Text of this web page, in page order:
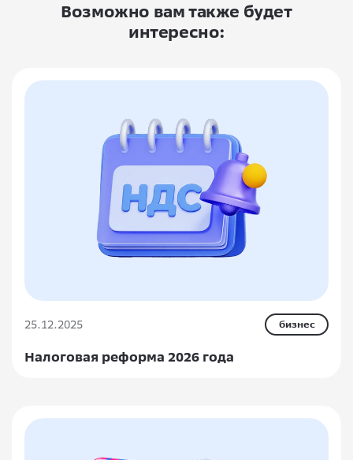
Возможно вам также будет
интересно:
25.12.2025 бизнес
Налоговая реформа 2026 года